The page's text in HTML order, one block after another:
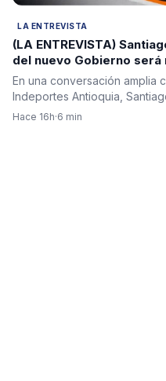
LA ENTREVISTA
(LA ENTREVISTA)
del nuevo Gobierno
institucionalidad y
En una conversación amplia
Indeportes Antioquia,
Hace 16h·6 min